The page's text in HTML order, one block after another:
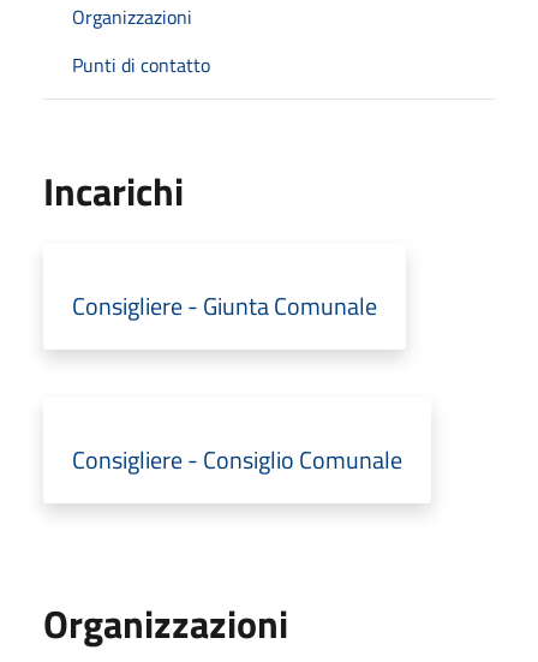
Organizzazioni
Punti di contatto
Incarichi
Consigliere - Giunta Comunale
Consigliere - Consiglio Comunale
Organizzazioni